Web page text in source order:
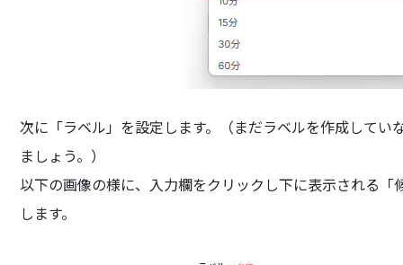
次に「ラベル」を設定します。（まだラベルを作成してい
ましょう。）
以下の画像の様に、入力欄をクリックし下に表示される
します。